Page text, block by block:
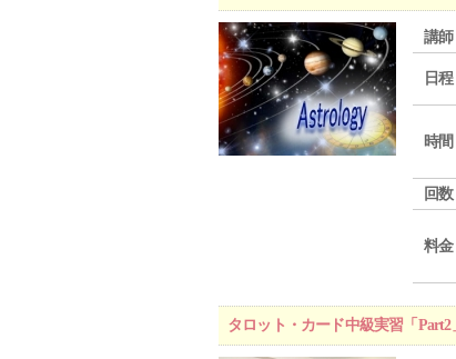
講師
日程
時間
回数
料金
タロット・カード中級実習「